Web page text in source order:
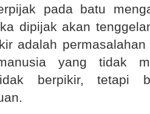
pada batu
dipijak akan
adalah
manusia yang tidak
berpikir, tetapi